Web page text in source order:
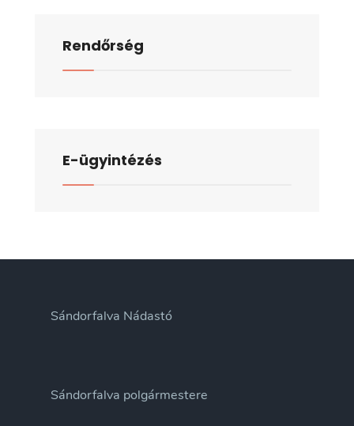
Rendőrség
E-ügyintézés
Sándorfalva Nádastó
Sándorfalva polgármestere